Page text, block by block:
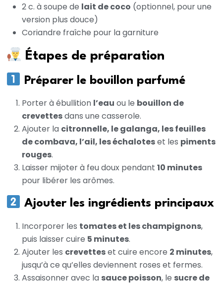
2 c. à soupe de lait de coco (optionnel, pour une
version plus douce)
Coriandre fraîche pour la garniture
Étapes de préparation
Préparer le bouillon parfumé
Porter à ébullition l’eau ou le bouillon de
crevettesdans une casserole.
Ajouter la citronnelle, le galanga, les feuilles
de combava, l’ail, les échaloteset les piments
rouges.
Laisser mijoter à feu doux pendant 10 minutes
pour libérer les arômes.
Ajouter les ingrédients principaux
Incorporer les tomates et les champignons,
puis laisser cuire 5 minutes.
Ajouter les crevetteset cuire encore 2 minutes,
jusqu’à ce qu’elles deviennent roses et fermes.
Assaisonner avec la sauce poisson, le sucre de